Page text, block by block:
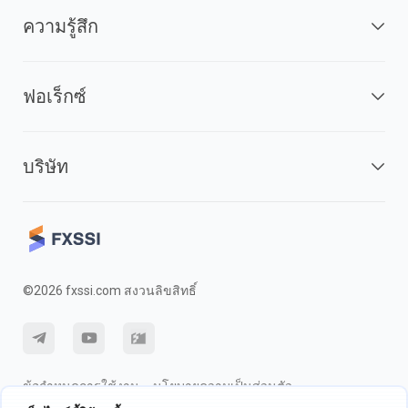
ความรู้สึก
ฟอเร็กซ์
บริษัท
©2026 fxssi.com สงวนลิขสิทธิ์
ข้อกำหนดการใช้งาน
นโยบายความเป็นส่วนตัว